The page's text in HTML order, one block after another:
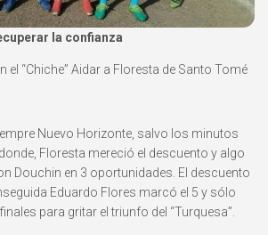
la confianza
el “Chiche” Aidar a Floresta de Santo Tomé
Nuevo Horizonte, salvo los minutos
Floresta mereció el descuento y algo
Douchin en 3 oportunidades. El descuento
Eduardo Flores marcó el 5 y sólo
para gritar el triunfo del “Turquesa”.